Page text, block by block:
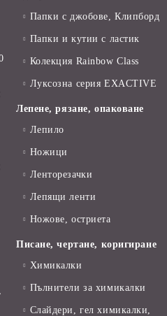
Папки с джобове, Клипборд
Папки и кутии с ластик
Колекция Rainbow Class
Луксозна серия EXACTIVE
Лепене, рязане, опаковане
Лепило
Ножици
Ленторезачки
Лепящи ленти
Ножове, остриета
Писане, чертане, коригиране
Химикалки
Пълнители за химикалки
Слайдери, гел химикалки,